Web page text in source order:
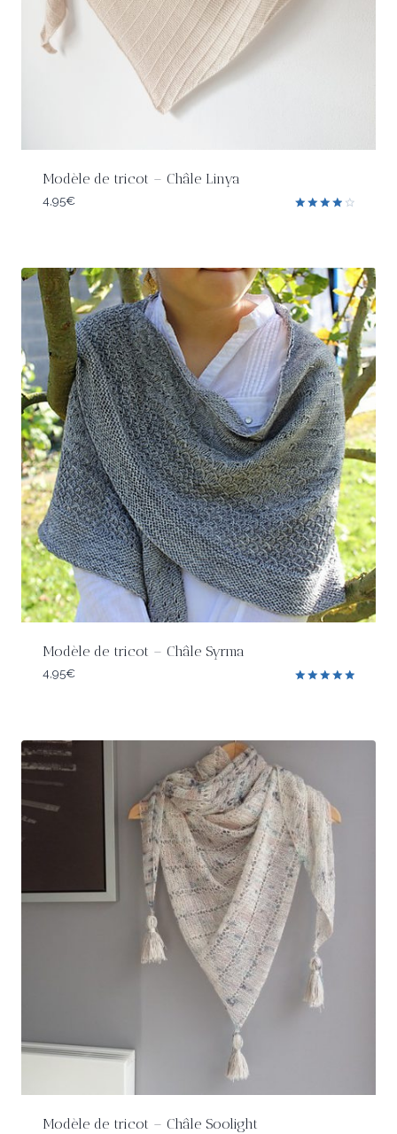
Modèle de tricot – Châle Linya
4,95€
Modèle de tricot – Châle Syrma
4,95€
Modèle de tricot – Châle Soolight